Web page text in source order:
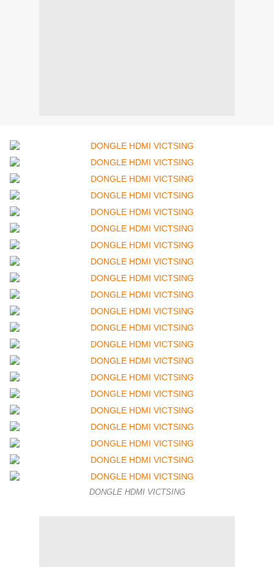
DONGLE HDMI VICTSING